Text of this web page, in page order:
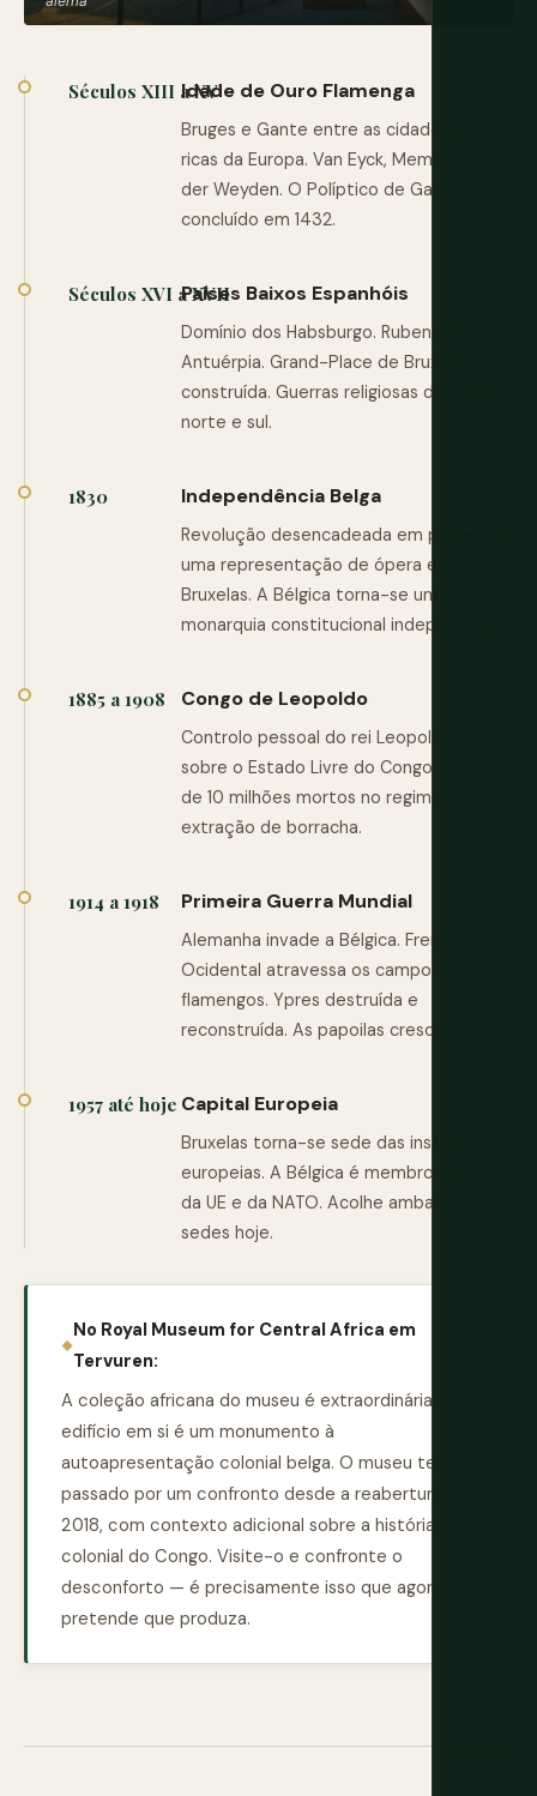
Séculos XIII a XVIdade de Ouro Flamenga
Bruges e Gante entre as cidades mais
ricas da Europa. Van Eyck, Memling, van
der Weyden. O Políptico de Gante
concluído em 1432.
Séculos XVI a XVIIPaíses Baixos Espanhóis
Domínio dos Habsburgo. Rubens em
Antuérpia. Grand-Place de Bruxelas
construída. Guerras religiosas dividem
norte e sul.
1830 Independência Belga
Revolução desencadeada em parte por
uma representação de ópera em
Bruxelas. A Bélgica torna-se uma
monarquia constitucional independente.
1885 a 1908 Congo de Leopoldo
Controlo pessoal do rei Leopoldo II
sobre o Estado Livre do Congo. Cerca
de 10 milhões mortos no regime de
extração de borracha.
1914 a 1918 Primeira Guerra Mundial
Alemanha invade a Bélgica. Frente
Ocidental atravessa os campos
flamengos. Ypres destruída e
reconstruída. As papoilas crescem.
1957 até hoje Capital Europeia
Bruxelas torna-se sede das instituições
europeias. A Bélgica é membro fundador
da UE e da NATO. Acolhe ambas as
sedes hoje.
No Royal Museum for Central Africa em
Tervuren:
A coleção africana do museu é extraordinária e o
edifício em si é um monumento à
autoapresentação colonial belga. O museu tem
passado por um confronto desde a reabertura em
2018, com contexto adicional sobre a história
colonial do Congo. Visite-o e confronte o
desconforto — é precisamente isso que agora se
pretende que produza.